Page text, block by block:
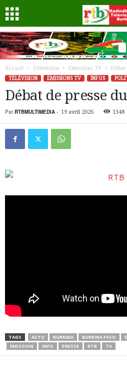
Accueil Télévision Emissions TV
Débat
TÉLÉVISION
EMISSIONS TV INFOS
Débat de presse
Par RTBMULTIMEDIA - 19 avril 2026 1348
TAGS ACTU BURKINA BURKINA FASO
EMISSION
INFO PRESSE RTB TV